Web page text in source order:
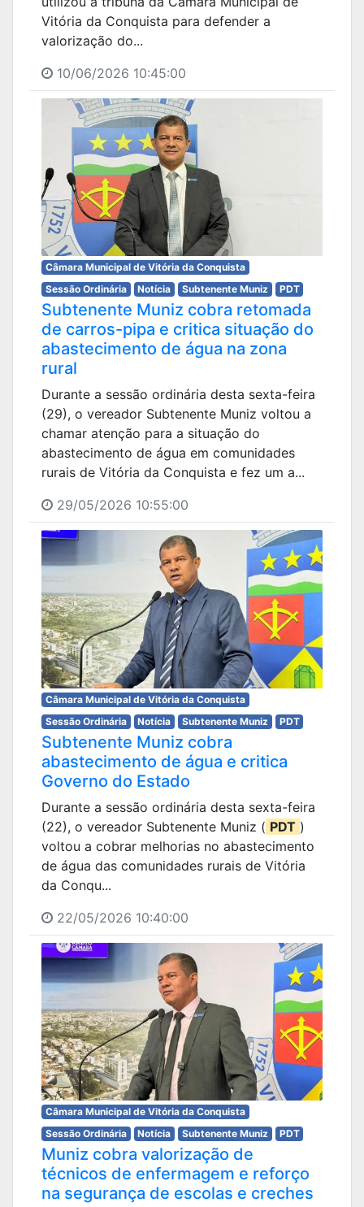
Vitória da Conquista para defender a
valorização do...
10/06/2026 10:45:00
Câmara Municipal de Vitória da Conquista
Sessão Ordinária
Notícia Subtenente Muniz PDT
Subtenente Muniz cobra retomada
de carros-pipa e critica situação do
abastecimento de água na zona
rural
Durante a sessão ordinária desta sexta-feira
(29), o vereador Subtenente Muniz voltou a
chamar atenção para a situação do
abastecimento de água em comunidades
rurais de Vitória da Conquista e fez um a...
29/05/2026 10:55:00
Câmara Municipal de Vitória da Conquista
Sessão Ordinária
Notícia Subtenente Muniz PDT
Subtenente Muniz cobra
abastecimento de água e critica
Governo do Estado
Durante a sessão ordinária desta sexta-feira
(22), o vereador Subtenente Muniz ( PDT )
voltou a cobrar melhorias no abastecimento
de água das comunidades rurais de Vitória
da Conqu...
22/05/2026 10:40:00
Câmara Municipal de Vitória da Conquista
Sessão Ordinária
Notícia Subtenente Muniz PDT
Muniz cobra valorização de
técnicos de enfermagem e reforço
na segurança de escolas e creches